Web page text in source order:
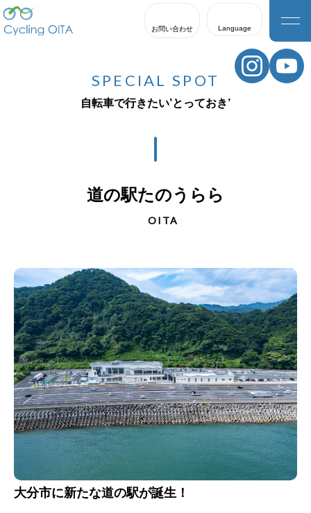
お問い合わせ Language
日本語
English
한국어
SPECIAL SPOT
自転車で行きたい’とっておき’
道の駅たのうらら
OITA
大分市に新たな道の駅が誕生！